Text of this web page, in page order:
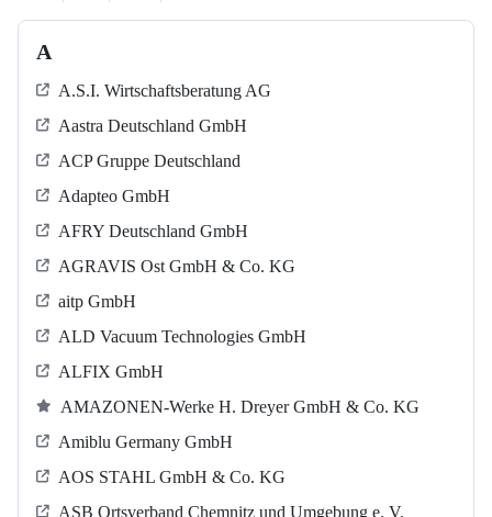
A
A.S.I. Wirtschaftsberatung AG
Aastra Deutschland GmbH
ACP Gruppe Deutschland
Adapteo GmbH
AFRY Deutschland GmbH
AGRAVIS Ost GmbH & Co. KG
aitp GmbH
ALD Vacuum Technologies GmbH
ALFIX GmbH
AMAZONEN-Werke H. Dreyer GmbH & Co. KG
Amiblu Germany GmbH
AOS STAHL GmbH & Co. KG
ASB Ortsverband Chemnitz und Umgebung e. V.